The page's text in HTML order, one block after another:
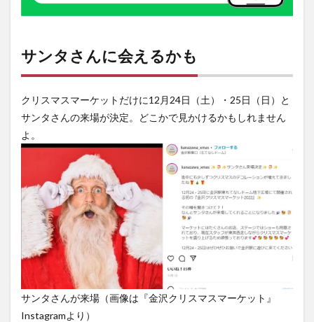
りだ
くさ
3
美大
よる
モニ
ント
家族
で作
った
オー
ナメ
ント
4
イベ
ント
情報
サンタさんに会えるかも
クリスマスマーケットだけに12月24日（土）・25日（日）と
サンタさんの来場が決定。どこかで見かけるかもしれません
よ。
サンタさんが来場（画像は『金沢クリスマスマーケット』
Instagramより）